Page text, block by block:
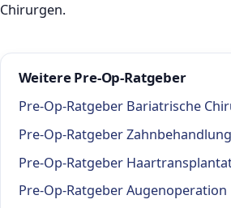
Chirurgen.
Weitere Pre-Op-Ratgeber
Pre-Op-Ratgeber Bariatrische
Pre-Op-Ratgeber Zahnbehandlung
Pre-Op-Ratgeber
Pre-Op-Ratgeber Augenoperation